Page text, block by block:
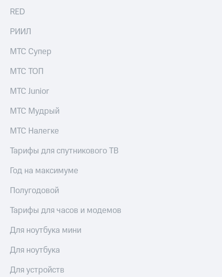
Акционерный
капитал
Контроль
аудит
Рынок
акций
Программа
Порядок
акций
Рынок
Еврооблигации-2023
о
погашении
именных
RED
РИИЛ
МТС Супер
МТС ТОП
МТС Junior
МТС Мудрый
МТС Налегке
Тарифы для спутникового ТВ
Год на максимуме
Полугодовой
Тарифы для часов и модемов
Для ноутбука мини
Для ноутбука
Для устройств